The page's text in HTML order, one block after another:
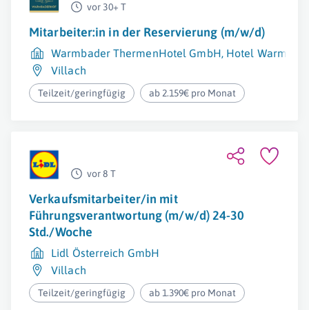
vor 30+ T
Mitarbeiter:in in der Reservierung (m/w/d)
Warmbader ThermenHotel GmbH, Hotel
Villach
Teilzeit/geringfügig ab 2.159€ pro Monat
vor 8 T
Verkaufsmitarbeiter/in mit
Führungsverantwortung (m/w/d) 24-30
Std./Woche
Lidl Österreich GmbH
Villach
Teilzeit/geringfügig ab 1.390€ pro Monat